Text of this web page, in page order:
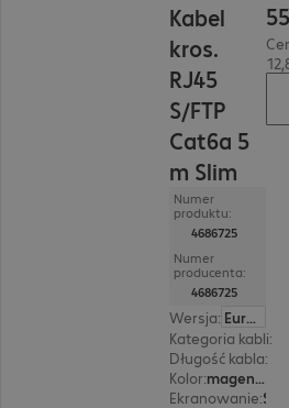
Kabel
kros.
RJ45
S/FTP
Cat6a 5
m Slim
Numer
produktu:
4686725
Numer
producenta:
4686725
Wersja:
Europa
Kategoria kabli:
Długość kabla:
Kolor:
magenta (purpurowy)
Ekranowanie:
55